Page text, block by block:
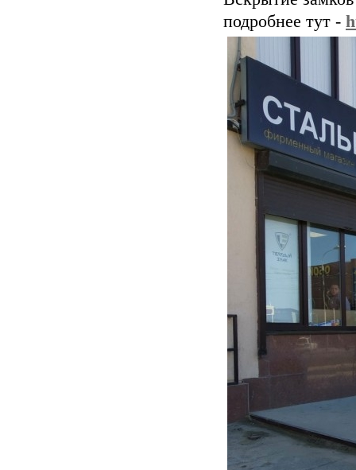
подробнее тут -